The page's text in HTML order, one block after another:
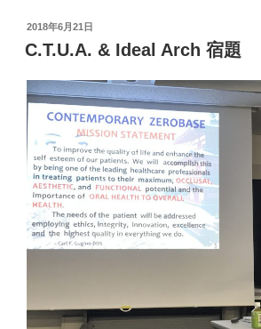
投
稿
日:
2018年6月21日
C.T.U.A. & Ideal Arch 宿題